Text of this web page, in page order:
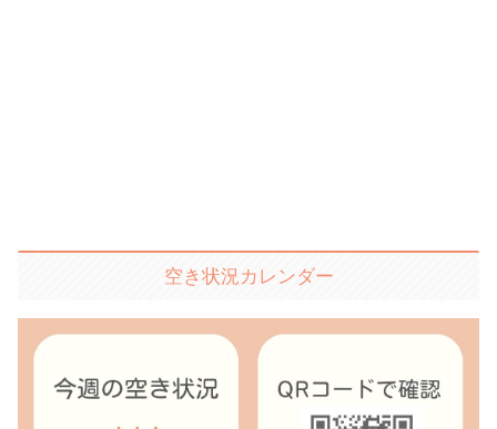
空き状況カレンダー